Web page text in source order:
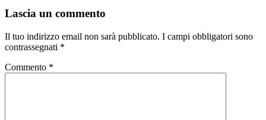
Lascia un commento
Il tuo indirizzo email non sarà pubblicato. I campi obbligatori sono
contrassegnati *
Commento *